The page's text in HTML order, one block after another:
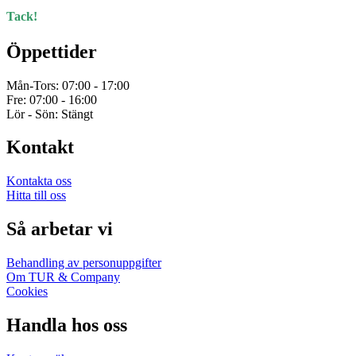
Tack!
Öppettider
Mån-Tors: 07:00 - 17:00
Fre: 07:00 - 16:00
Lör - Sön: Stängt
Kontakt
Kontakta oss
Hitta till oss
Så arbetar vi
Behandling av personuppgifter
Om TUR & Company
Cookies
Handla hos oss